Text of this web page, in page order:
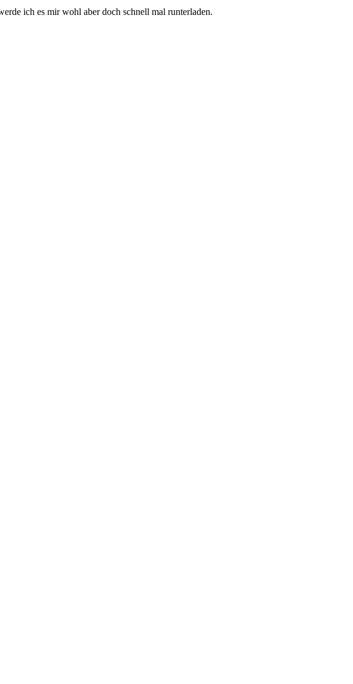
ich es mir wohl aber doch schnell mal runterladen.